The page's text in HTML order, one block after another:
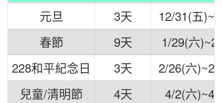
元旦 3天
12/31(五
春節
9天
1/29(六
228和平紀念日
3天
2/26(六)~2/
兒童/清明節
4天
4/2(六)~4/